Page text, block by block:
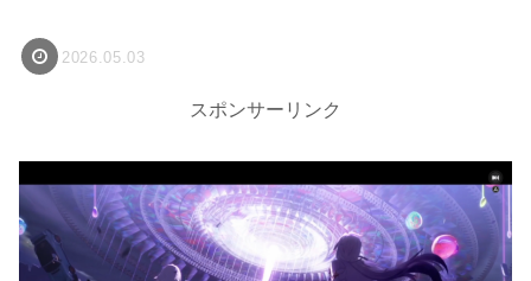
2026.05.03
スポンサーリンク